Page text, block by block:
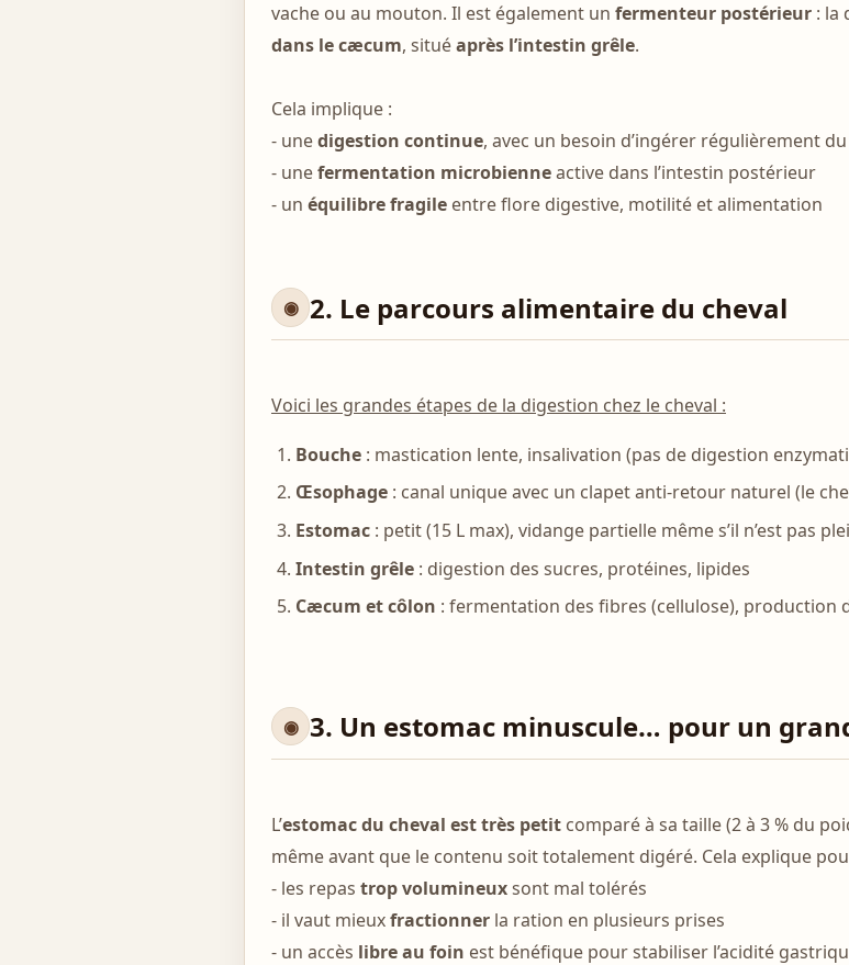
vache ou au mouton. Il est également un fermenteur postérieur : la
dans le cæcum, situéaprès l’intestin grêle.
Cela implique :
- unedigestion continue, avec un besoin d’ingérer régulièrement
- unefermentation microbienneactive dans l’intestin postérieur
- un équilibre fragile entre flore digestive, motilité et alimentation
2. Le parcours alimentaire du cheval
Voici les grandes étapes de la digestion chez le cheval :
Bouche : mastication lente, insalivation (pas de digestion
Œsophage : canal unique avec un clapet anti-retour naturel (le
Estomac : petit (15 L max), vidange partielle même s’il n’est pas
Intestin grêle : digestion des sucres, protéines, lipides
Cæcum et côlon : fermentation des fibres (cellulose), production
3. Un estomac minuscule… pour un
L’estomac du cheval est très petit comparé à sa taille (2 à 3 % du
même avant que le contenu soit totalement digéré. Cela explique
- les repas trop volumineuxsont mal tolérés
- il vaut mieuxfractionner la ration en plusieurs prises
- un accès libre au foin est bénéfique pour stabiliser l’acidité